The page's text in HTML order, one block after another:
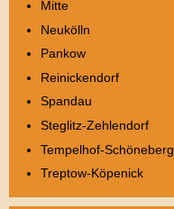
Mitte
Neukölln
Pankow
Reinickendorf
Spandau
Steglitz-Zehlendorf
Tempelhof-Schöneberg
Treptow-Köpenick